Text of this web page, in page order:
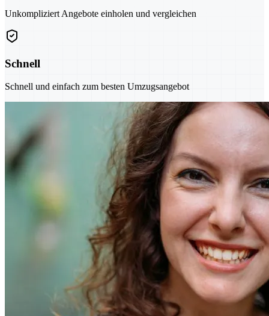
Unkompliziert Angebote einholen und vergleichen
Schnell
Schnell und einfach zum besten Umzugsangebot